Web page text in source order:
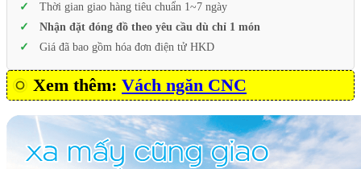
Thời gian giao hàng tiêu chuẩn 1~7 ngày
Nhận đặt đóng đồ theo yêu cầu dù chỉ 1 món
Giá đã bao gồm hóa đơn điện tử HKD
Xem thêm: Vách ngăn CNC